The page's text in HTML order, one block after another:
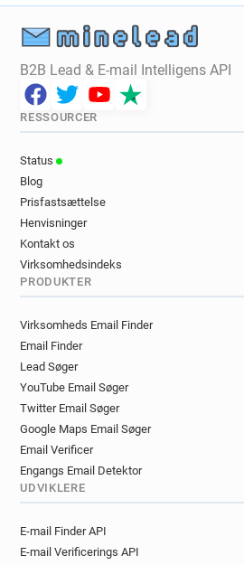
B2B Lead & E-mail Intelligens API
RESSOURCER
Status
Blog
Prisfastsættelse
Henvisninger
Kontakt os
Virksomhedsindeks
PRODUKTER
Virksomheds Email Finder
Email Finder
Lead Søger
YouTube Email Søger
Twitter Email Søger
Google Maps Email Søger
Email Verificer
Engangs Email Detektor
UDVIKLERE
E-mail Finder API
E-mail Verificerings API